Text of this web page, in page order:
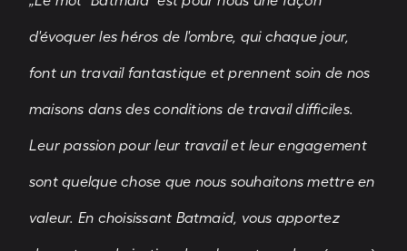
d'évoquer les héros de l'ombre, qui chaque jour,
font un travail fantastique et prennent soin de nos
maisons dans des conditions de travail difficiles.
Leur passion pour leur travail et leur engagement
sont quelque chose que nous souhaitons mettre en
valeur. En choisissant Batmaid, vous apportez